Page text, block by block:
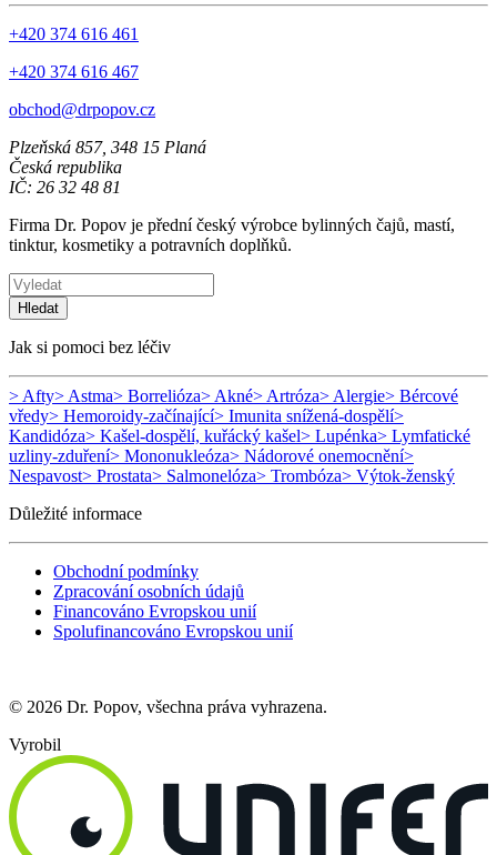
+420 374 616 461
+420 374 616 467
obchod@drpopov.cz
Plzeňská 857, 348 15 Planá
Česká republika
IČ: 26 32 48 81
Firma Dr. Popov je přední český výrobce bylinných čajů, mastí,
tinktur, kosmetiky a potravních doplňků.
Hledat
Jak si pomoci bez léčiv
> Afty> Astma> Borrelióza> Akné> Artróza> Alergie> Bércové
vředy> Hemoroidy-začínající> Imunita snížená-dospělí>
Kandidóza> Kašel-dospělí, kuřácký kašel> Lupénka> Lymfatické
uzliny-zduření> Mononukleóza> Nádorové onemocnění>
Nespavost> Prostata> Salmonelóza> Trombóza> Výtok-ženský
Důležité informace
Obchodní podmínky
Zpracování osobních údajů
Financováno Evropskou unií
Spolufinancováno Evropskou unií
© 2026 Dr. Popov, všechna práva vyhrazena.
Vyrobil